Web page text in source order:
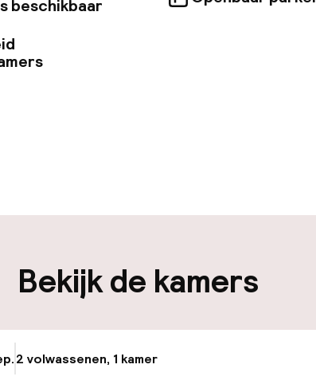
beschikbaar
op eigen
eigen
Openbaar
Transferservice
Bekijk de kamers
2 volwassenen, 1 kamer